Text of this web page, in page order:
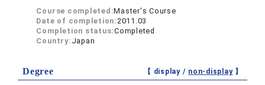
Course completed:Master's Course
Date of completion: 2011.03
Completion status:Completed
Country: Japan
Degree 【 display / non-display】